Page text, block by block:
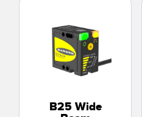
B25 Wide